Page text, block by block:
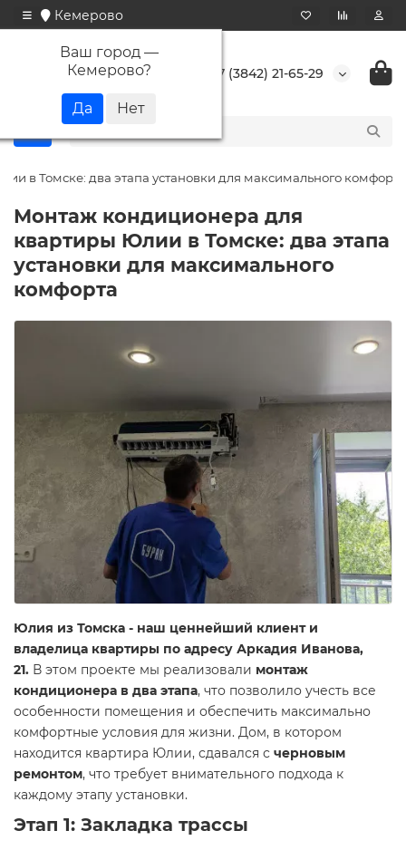
Кемерово
Ваш город —
Кемерово? +7 (3842) 21-65-29
в Томске: два этапа установки для максимального комфорта
Монтаж кондиционера для
квартиры Юлии в Томске: два этапа
установки для максимального
комфорта
Юлия из Томска - наш ценнейший клиент и
владелица квартиры по адресу Аркадия Иванова,
21. В этом проекте мы реализовали монтаж
кондиционера в два этапа, что позволило учесть все
особенности помещения и обеспечить максимально
комфортные условия для жизни. Дом, в котором
находится квартира Юлии, сдавался с черновым
ремонтом, что требует внимательного подхода к
каждому этапу установки.
Этап 1: Закладка трассы